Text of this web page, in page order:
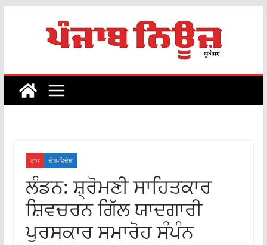
ਟਾਪ ਦੇਸ਼-ਵਿਦੇਸ਼
ਲੰਡਨ: ਸ਼੍ਰੋਮਣੀ ਸਾਹਿਤਕਾਰ
ਸ਼ਿਵਚਰਨ ਗਿੱਲ ਯਾਦਗਾਰੀ
ਪੁਰਸਕਾਰ ਸਮਾਰੋਹ ਸੰਪੰਨ